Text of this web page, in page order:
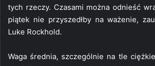
tych rzeczy. Czasami można odnieść
piątek nie przyszedłby na ważenie,
Luke Rockhold.
Waga średnia, szczególnie na tle